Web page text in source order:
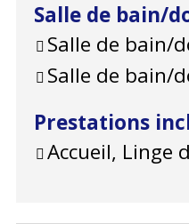
Salle de bain/
Salle de bain/
Salle de bain/
Prestations
Accueil, Linge